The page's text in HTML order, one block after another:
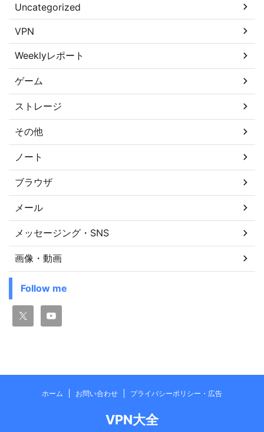
Uncategorized
VPN
Weeklyレポート
ゲーム
ストレージ
その他
ノート
ブラウザ
メール
メッセージング・SNS
画像・動画
Follow me
ホーム お問い合わせ プライバシーポリシー・広告
VPN大全